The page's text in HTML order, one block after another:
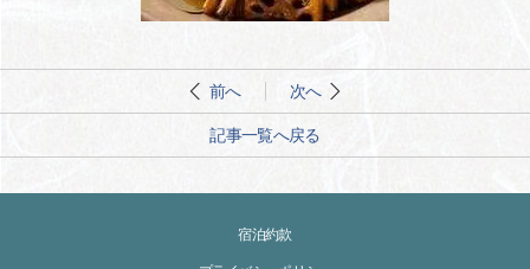
前へ 次へ
記事一覧へ戻る
宿泊約款